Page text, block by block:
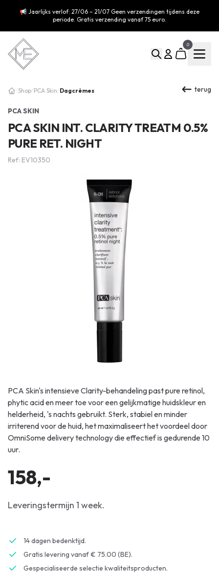
📢 Jaarlijks verlof: 27/06 – 21/07 Geen verzendingen tijdens deze
periode. Gratis verzending vanaf 75 euro.
0
/Shop/ PCA Skin/ Dagcrèmes terug
PCA SKIN
PCA SKIN INT. CLARITY TREATM 0.5%
PURE RET. NIGHT
Ref: EV10350
PCA Skin's intensieve Clarity-behandeling past pure retinol,
phytic acid en meer toe voor een gelijkmatige huidskleur en
helderheid, 's nachts gebruikt. Sterk, stabiel en minder
irriterend voor de huid, het maximaliseert het voordeel door
OmniSome delivery technology die effectief is gedurende 10
uur.
158,-
Leveringstermijn 1 week.
14 dagen bedenktijd.
Gratis levering vanaf € 75.00 (BE).
Gespecialiseerde selectie kwaliteitsproducten.